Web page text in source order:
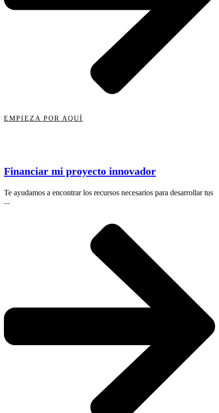
EMPIEZA POR AQUÍ
Financiar mi proyecto innovador
Te ayudamos a encontrar los recursos necesarios para desarrollar tus
...